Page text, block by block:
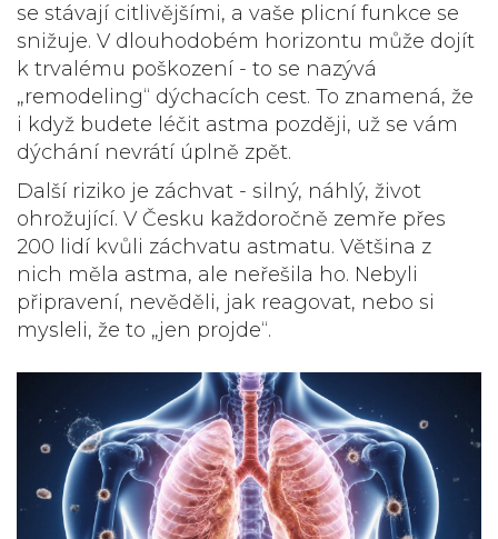
se stávají citlivějšími, a vaše plicní funkce se
snižuje. V dlouhodobém horizontu může dojít
k trvalému poškození - to se nazývá
„remodeling“ dýchacích cest. To znamená, že
i když budete léčit astma později, už se vám
dýchání nevrátí úplně zpět.
Další riziko je záchvat - silný, náhlý, život
ohrožující. V Česku každoročně zemře přes
200 lidí kvůli záchvatu astmatu. Většina z
nich měla astma, ale neřešila ho. Nebyli
připravení, nevěděli, jak reagovat, nebo si
mysleli, že to „jen projde“.